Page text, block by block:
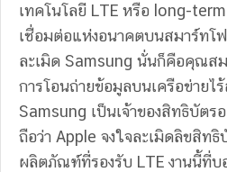
เทคโนโลยี LTE หรือ long-
เชื่อมต่อแห่งอนาคตบนสมาร์ทโ
ละเมิด Samsung นั่นก็คือคุณส
การโอนถ่ายข้อมูลบนเครือข่ายไ
Samsung เป็นเจ้าของสิทธิบัตร
ถือว่า Apple จงใจละเมิดลิขสิท
ผลิตภัณฑ์ที่รองรับ LTE งานนี้ที่บ